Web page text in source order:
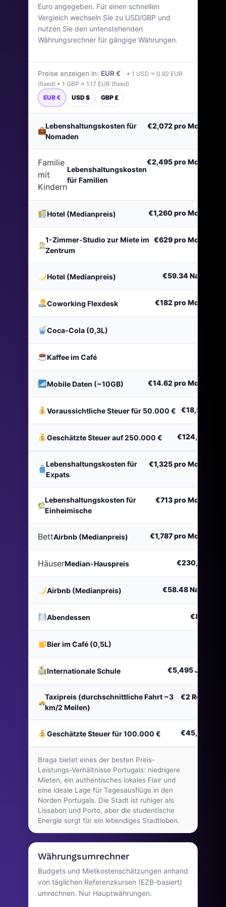
Zuletzt aktualisiert: Januar 2026
Euro angegeben. Für einen schnellen
Vergleich wechseln Sie zu USD/GBP und
nutzen Sie den untenstehenden
Währungsrechner für gängige Währungen.
Preise anzeigen in: EUR €
• 1 USD ≈ 0.92 EUR
(fixed) • 1 GBP ≈ 1.17 EUR (fixed)
EUR €
USD $ GBP £
Lebenshaltungskosten für
Nomaden
€2,072pro Monat
Familie
mit
Kindern
Lebenshaltungskosten
für Familien
€2,495pro Monat
Hotel (Medianpreis) €1,260pro Monat
1-Zimmer-Studio zur Miete im
Zentrum
€629pro Monat
Hotel (Medianpreis) €59.34Nacht
Coworking Flexdesk €182pro Monat
Coca-Cola (0,3L)
Kaffee im Café
Mobile Daten (~10GB) €14.62pro Monat
Voraussichtliche Steuer für 50.000 € €18,502
Geschätzte Steuer auf 250.000 € €124,987
Lebenshaltungskosten für
Expats
€1,325pro Monat
Lebenshaltungskosten für
Einheimische
€713pro Monat
BettAirbnb (Medianpreis) €1,787pro Monat
HäuserMedian-Hauspreis €230,142
Airbnb (Medianpreis) €58.48Nacht
Abendessen €8.01
Bier im Café (0,5L)
Internationale Schule €5,495Jahr
Taxipreis (durchschnittliche Fahrt ~3
km/2 Meilen)
€2Reise
Geschätzte Steuer für 100.000 € €45,575
Braga bietet eines der besten Preis-
Leistungs-Verhältnisse Portugals: niedrigere
Mieten, ein authentisches lokales Flair und
eine ideale Lage für Tagesausflüge in den
Norden Portugals. Die Stadt ist ruhiger als
Lissabon und Porto, aber die studentische
Energie sorgt für ein lebendiges Stadtleben.
Währungsumrechner
Budgets und Mietkostenschätzungen anhand
von täglichen Referenzkursen (EZB-basiert)
umrechnen. Nur Hauptwährungen.